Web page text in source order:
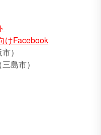
けFacebook
）
（三島市）